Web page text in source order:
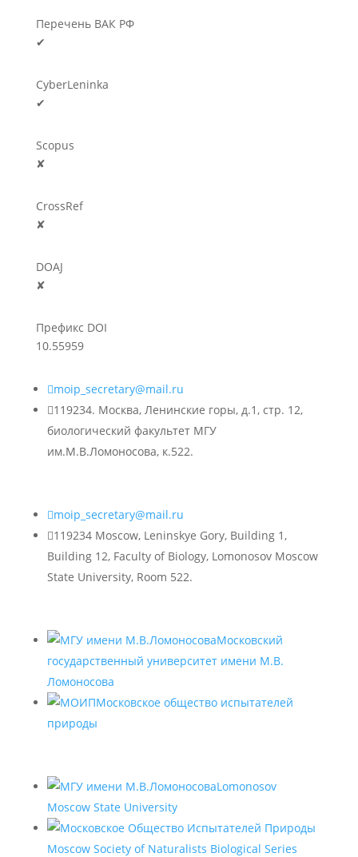
Перечень ВАК РФ
✔
CyberLeninka
✔
Scopus
✘
CrossRef
✘
DOAJ
✘
Префикс DOI
10.55959
moip_secretary@mail.ru
119234. Москва, Ленинские горы, д.1, стр. 12,
биологический факультет МГУ
им.М.В.Ломоносова, к.522.
moip_secretary@mail.ru
119234 Moscow, Leninskye Gory, Building 1,
Building 12, Faculty of Biology, Lomonosov Moscow
State University, Room 522.
Московский
государственный университет имени М.В.
Ломоносова
Московское общество испытателей
природы
Lomonosov
Moscow State University
Moscow Society of Naturalists Biological Series